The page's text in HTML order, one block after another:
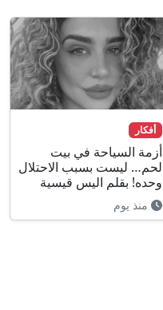
أفكار
أزمة السياحة في بيت
لحم… ليست بسبب الاحتلال
وحده! بقلم اليس قيسية
منذ يوم